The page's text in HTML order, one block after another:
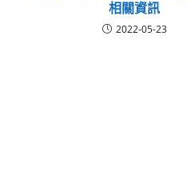
相關資訊
2022-05-23